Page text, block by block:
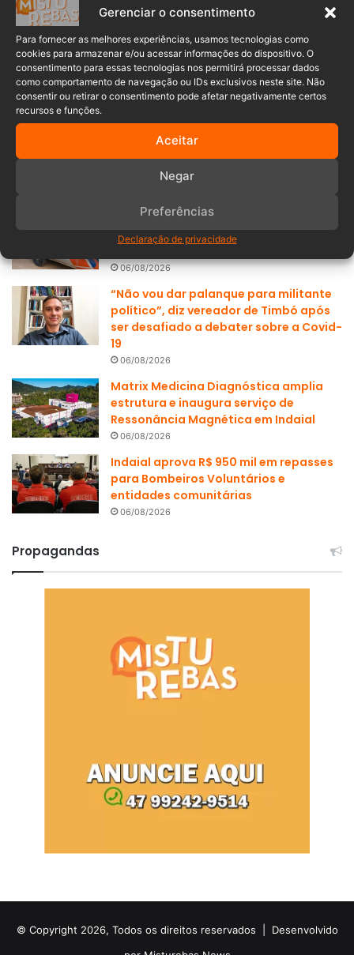
Gerenciar o consentimento
Para fornecer as melhores experiências, usamos tecnologias como
cookies para armazenar e/ou acessar informações do dispositivo. O
consentimento para essas tecnologias nos permitirá processar dados
como comportamento de navegação ou IDs exclusivos neste site. Não
consentir ou retirar o consentimento pode afetar negativamente certos
recursos e funções.
Aceitar
Negar
Preferências
Declaração de privacidade
Populares Recentes
Após campanha solidária, moradora
de Indaial realiza a primeira aplicação
de medicamento contra o câncer
Chegou a oportunidade: Defesa Civil
de Timbó abre inscrições para Curso
06/08/2026
“Não vou dar palanque para militante
político”, diz vereador de Timbó após
ser desafiado a debater sobre a Covid-
19
06/08/2026
Matrix Medicina Diagnóstica amplia
estrutura e inaugura serviço de
Ressonância Magnética em Indaial
06/08/2026
Indaial aprova R$ 950 mil em repasses
para Bombeiros Voluntários e
entidades comunitárias
06/08/2026
Propagandas
© Copyright 2026, Todos os direitos reservados | Desenvolvido